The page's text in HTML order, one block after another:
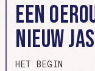
EEN
NIEUW
HET BEGIN